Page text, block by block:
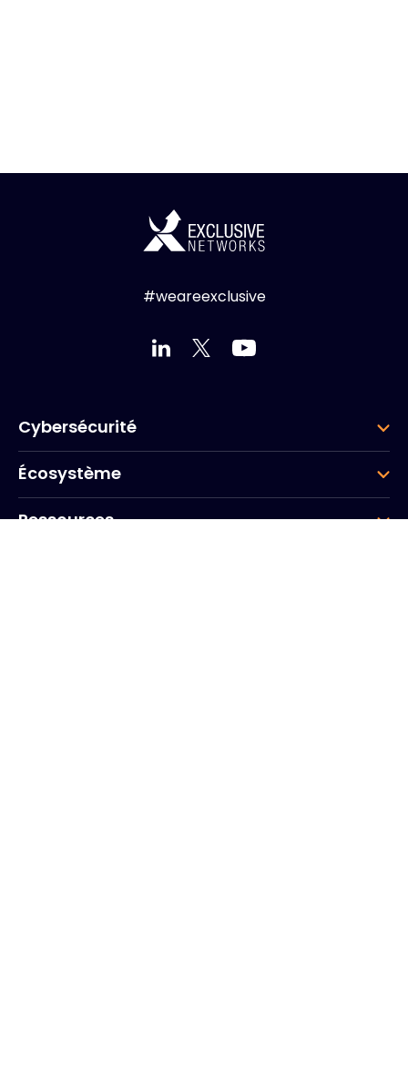
#weareexclusive
Cybersécurité
Écosystème
Ressources